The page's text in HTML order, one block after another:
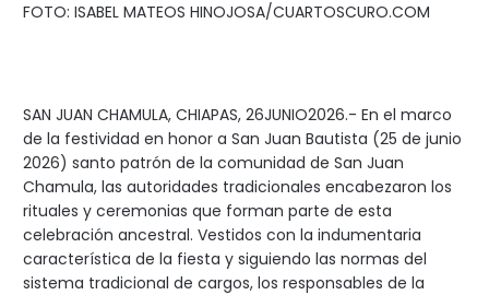
FOTO: ISABEL MATEOS HINOJOSA/CUARTOSCURO.COM
SAN JUAN CHAMULA, CHIAPAS, 26JUNIO2026.- En el marco
de la festividad en honor a San Juan Bautista (25 de junio
2026) santo patrón de la comunidad de San Juan
Chamula, las autoridades tradicionales encabezaron los
rituales y ceremonias que forman parte de esta
celebración ancestral. Vestidos con la indumentaria
característica de la fiesta y siguiendo las normas del
sistema tradicional de cargos, los responsables de la